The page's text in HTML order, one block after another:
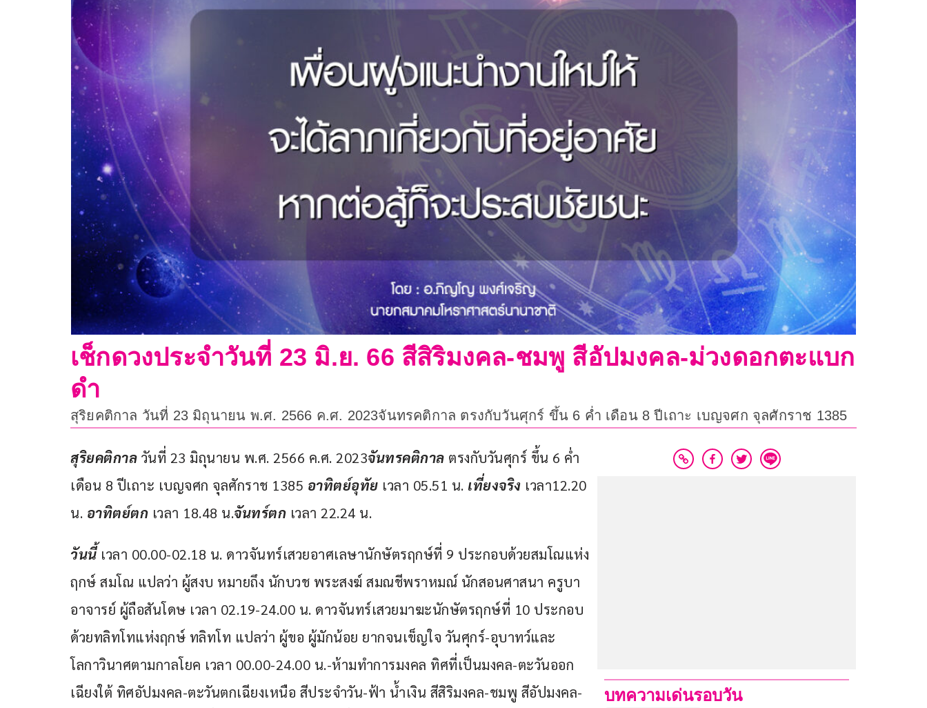
เช็กดวงประจำวันที่ 23 มิ.ย. 66 สีสิริมงคล-ชมพู สีอัปมงคล-ม่วงดอกตะแบก
ดำ
สุริยคติกาล วันที่ 23 มิถุนายน พ.ศ. 2566 ค.ศ. 2023จันทรคติกาล ตรงกับวันศุกร์ ขึ้น 6 ค่ำ เดือน 8 ปีเถาะ เบญจศก จุลศักราช 1385
สุริยคติกาล วันที่ 23 มิถุนายน พ.ศ. 2566 ค.ศ. 2023จันทรคติกาล ตรงกับวันศุกร์ ขึ้น 6 ค่ำ
เดือน 8 ปีเถาะ เบญจศก จุลศักราช 1385 อาทิตย์อุทัย เวลา 05.51 น. เที่ยงจริง เวลา12.20
น. อาทิตย์ตก เวลา 18.48 น.จันทร์ตก เวลา 22.24 น.
วันนี้ เวลา 00.00-02.18 น. ดาวจันทร์เสวยอาศเลษานักษัตรฤกษ์ที่ 9 ประกอบด้วยสมโณแห่ง
ฤกษ์ สมโณ แปลว่า ผู้สงบ หมายถึง นักบวช พระสงฆ์ สมณชีพราหมณ์ นักสอนศาสนา ครูบา
อาจารย์ ผู้ถือสันโดษ เวลา 02.19-24.00 น. ดาวจันทร์เสวยมาฆะนักษัตรฤกษ์ที่ 10 ประกอบ
ด้วยทลิทโทแห่งฤกษ์ ทลิทโท แปลว่า ผู้ขอ ผู้มักน้อย ยากจนเข็ญใจ วันศุกร์-อุบาทว์และ
โลกาวินาศตามกาลโยค เวลา 00.00-24.00 น.-ห้ามทำการมงคล ทิศที่เป็นมงคล-ตะวันออก
เฉียงใต้ ทิศอัปมงคล-ตะวันตกเฉียงเหนือ สีประจำวัน-ฟ้า น้ำเงิน สีสิริมงคล-ชมพู สีอัปมงคล-
บทความเด่นรอบวัน